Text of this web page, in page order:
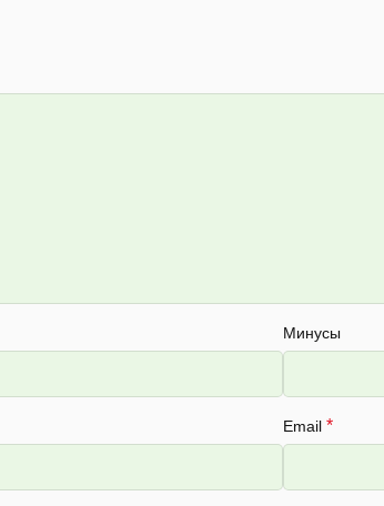
Минусы
Email *